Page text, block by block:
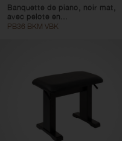
Banquette de piano, noir mat,
avec pelote en...
PB36 BKM VBK